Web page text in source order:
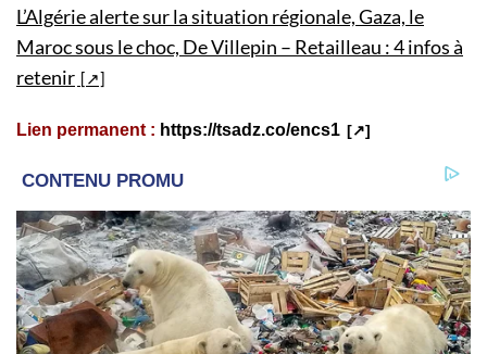
L’Algérie alerte sur la situation régionale, Gaza, le
Maroc sous le choc, De Villepin – Retailleau : 4 infos à
retenir
Lien permanent : https://tsadz.co/encs1